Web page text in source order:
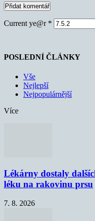
Current ye@r *
POSLEDNÍ ČLÁNKY
Vše
Nejlepší
Nejpopulárnější
Více
Lékárny dostaly
léku na rakovinu prsu
7. 8. 2026